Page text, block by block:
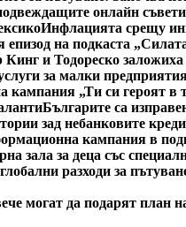
онлайн съвети
Инфлацията срещу
на подкаста
Кинг и Тодореско
за малки
кампания „Ти си героят в
Българите са
зад небанковите
кампания в
зала за деца със
разходи за
могат да подарят план